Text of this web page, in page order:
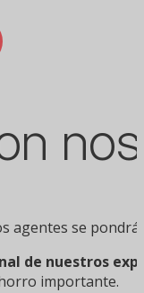
agentes se
de nuestros
importante.